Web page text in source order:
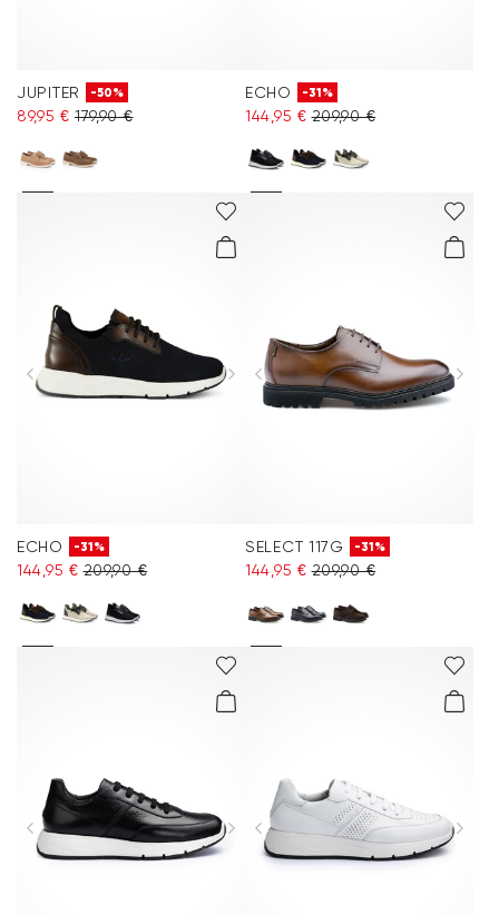
JUPITER -50%
89,95 € 179,90 €
ECHO -31%
144,95 € 209,90 €
ECHO -31%
144,95 € 209,90 €
SELECT 117G -31%
144,95 € 209,90 €